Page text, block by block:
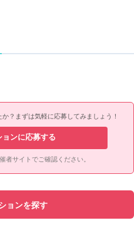
？まずは気軽に応募してみましょう！
ンに応募する
者サイトでご確認ください。
ョンを探す